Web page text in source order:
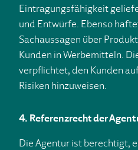
Eintragungsfähigkeit
und Entwürfe. Ebenso
Sachaussagen über
Kunden in Werbemitteln.
verpflichtet, den Kunden
Risiken hinzuweisen.
4. Referenzrecht der
Die Agentur ist berechtigt,